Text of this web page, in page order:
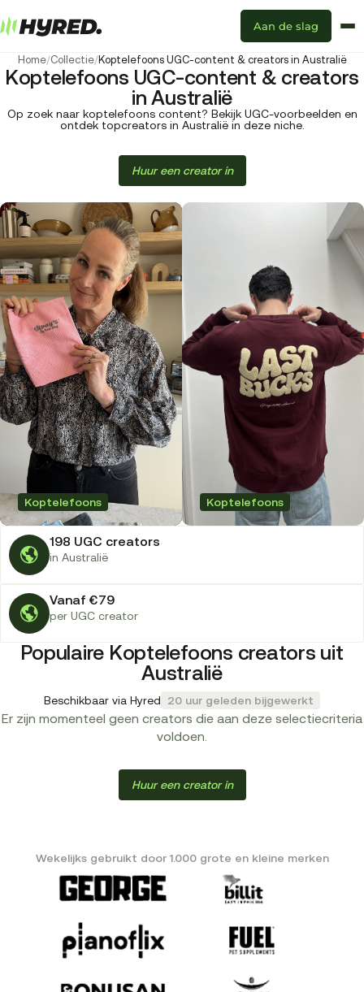
Aan de slag
Home/Collectie/Koptelefoons UGC-content & creators in Australië
Koptelefoons UGC-content & creators
in Australië
Op zoek naar koptelefoons content? Bekijk UGC-voorbeelden en
ontdek topcreators in Australië in deze niche.
Huur een creator in
198 UGC creators
in Australië
Koptelefoons Koptelefoons
Vanaf €79
per UGC creator
Populaire Koptelefoons creators uit
Australië
Beschikbaar via Hyred 20 uur geleden bijgewerkt
Er zijn momenteel geen creators die aan deze selectiecriteria
voldoen.
Huur een creator in
Wekelijks gebruikt door 1.000 grote en kleine merken